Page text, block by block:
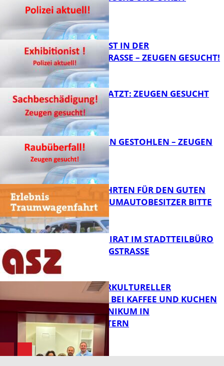
EXHIBITIONIST IN DER
VELMANNSTRASSE – ZEUGEN GESUCHT!
AUTO ZERKRATZT: ZEUGEN GESUCHT
FB News
TEURE KETTEN GESTOHLEN – ZEUGEN
GESUCHT!
FB News
SPENDENFAHRTEN FÜR DEN GUTEN
ZWECK – TRAUMAUTOBESITZER BITTE
MELDEN!
FB News
SENIORENBEIRAT IM STADTTEILBÜRO
IN DER KÖNIGSTRASSE
NEUER INTERKULTURELLER
TREFFPUNKT BEI KAFFEE UND KUCHEN
IM PFALZKLINIKUM IN
KAISERSLAUTERN